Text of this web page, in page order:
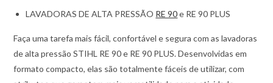
LAVADORAS DE ALTA PRESSÃO RE 90e RE 90 PLUS
Faça uma tarefa mais fácil, confortável e segura com as lavadoras
de alta pressão STIHL RE 90 e RE 90 PLUS. Desenvolvidas em
formato compacto, elas são totalmente fáceis de utilizar, com